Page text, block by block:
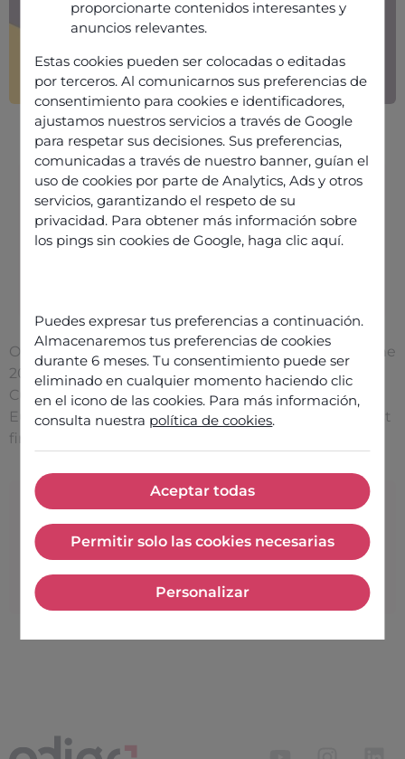
proporcionarte contenidos interesantes y
anuncios relevantes.
Estas cookies pueden ser colocadas o editadas
por terceros. Al comunicarnos sus preferencias de
consentimiento para cookies e identificadores,
ajustamos nuestros servicios a través de Google
para respetar sus decisiones. Sus preferencias,
comunicadas a través de nuestro banner, guían el
uso de cookies por parte de Analytics, Ads y otros
servicios, garantizando el respeto de su
privacidad. Para obtener más información sobre
los pings sin cookies de Google, haga clic aquí.
Puedes expresar tus preferencias a continuación.
Almacenaremos tus preferencias de cookies
durante 6 meses. Tu consentimiento puede ser
eliminado en cualquier momento haciendo clic
en el icono de las cookies. Para más información,
consulta nuestra política de cookies.
Aceptar todas
Permitir solo las cookies necesarias
Permitir solo las cookies
Personalizar
Information
Published on 10 July 2025
Share this article
Odigo is one of just 12 CCaaS providers featured in the
2025 Gartner® Peer Insights™ ‘Voice of the
Customer’ for CCaaS report—and one of only two
European vendors recognised by the leading analyst
firm.
Information
Published on 10
July 2025
Share this article